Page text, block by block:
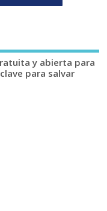
y abierta para
para salvar